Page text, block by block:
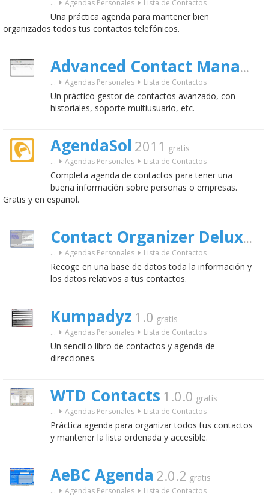
... Agendas Personales Lista de Contactos
Una práctica agenda para mantener bien
organizados todos tus contactos telefónicos.
Advanced Contact Manager
... Agendas Personales Lista de Contactos
Un práctico gestor de contactos avanzado, con
historiales, soporte multiusuario, etc.
AgendaSol 2011 gratis
... Agendas Personales Lista de Contactos
Completa agenda de contactos para tener una
buena información sobre personas o empresas.
Gratis y en español.
Contact Organizer Deluxe
... Agendas Personales Lista de Contactos
Recoge en una base de datos toda la información y
los datos relativos a tus contactos.
Kumpadyz 1.0 gratis
... Agendas Personales Lista de Contactos
Un sencillo libro de contactos y agenda de
direcciones.
WTD Contacts 1.0.0 gratis
... Agendas Personales Lista de Contactos
Práctica agenda para organizar todos tus contactos
y mantener la lista ordenada y accesible.
AeBC Agenda 2.0.2 gratis
... Agendas Personales Lista de Contactos